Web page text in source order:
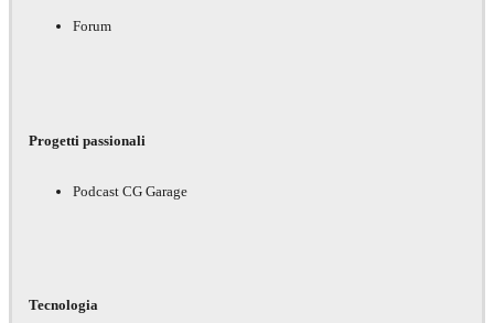
Forum
Progetti passionali
Podcast CG Garage
Tecnologia